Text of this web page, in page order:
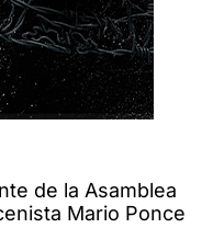
de la Asamblea
Mario Ponce